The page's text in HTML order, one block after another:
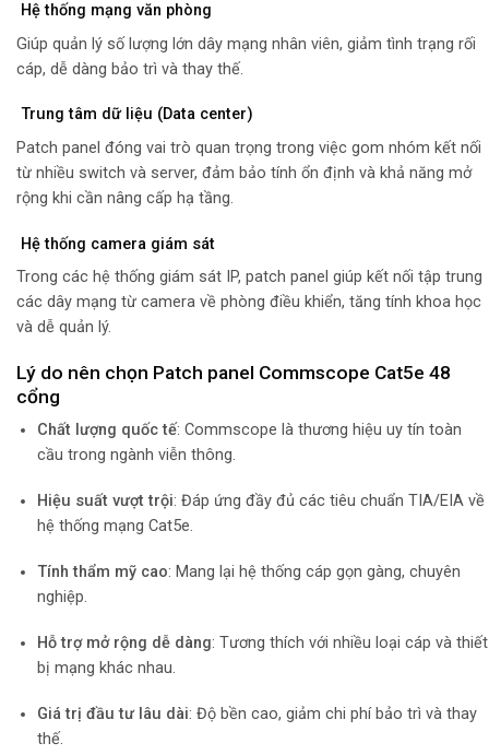
Hệ thống mạng văn phòng
Giúp quản lý số lượng lớn dây mạng nhân viên, giảm tình trạng rối
cáp, dễ dàng bảo trì và thay thế.
Trung tâm dữ liệu (Data center)
Patch panel đóng vai trò quan trọng trong việc gom nhóm kết nối
từ nhiều switch và server, đảm bảo tính ổn định và khả năng mở
rộng khi cần nâng cấp hạ tầng.
Hệ thống camera giám sát
Trong các hệ thống giám sát IP, patch panel giúp kết nối tập trung
các dây mạng từ camera về phòng điều khiển, tăng tính khoa học
và dễ quản lý.
Lý do nên chọn Patch panel Commscope Cat5e 48
cổng
Chất lượng quốc tế: Commscope là thương hiệu uy tín toàn
cầu trong ngành viễn thông.
Hiệu suất vượt trội: Đáp ứng đầy đủ các tiêu chuẩn TIA/EIA về
hệ thống mạng Cat5e.
Tính thẩm mỹ cao: Mang lại hệ thống cáp gọn gàng, chuyên
nghiệp.
Hỗ trợ mở rộng dễ dàng: Tương thích với nhiều loại cáp và thiết
bị mạng khác nhau.
Giá trị đầu tư lâu dài: Độ bền cao, giảm chi phí bảo trì và thay
thế.